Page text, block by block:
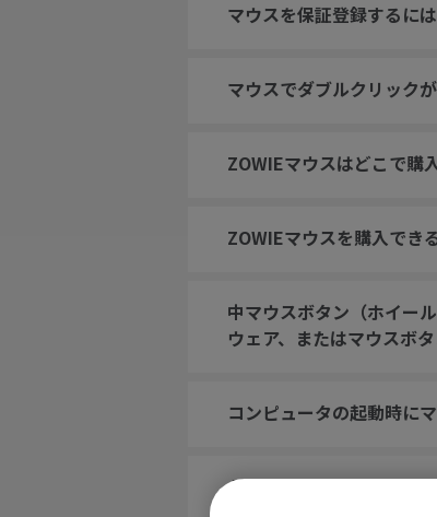
マウスを保証登録するに
マウスでダブルクリック
ZOWIEマウスはどこで購
ZOWIEマウスを購入でき
中マウスボタン（ホイー
ウェア、またはマウスボ
コンピュータの起動時に
ゲームでホイールをジャ